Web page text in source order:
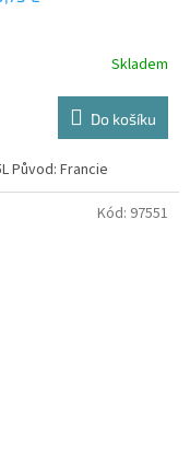
Skladem
Do košíku
Původ: Francie
Kód: 97551